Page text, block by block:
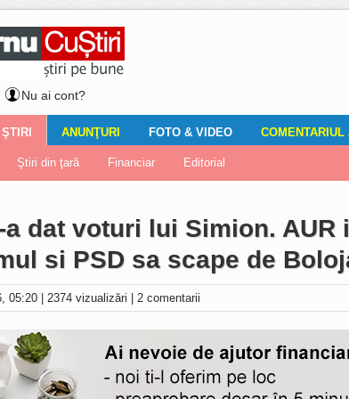
Nu ai cont?
Turnaţi aici! Nemulţumirile localnicilor
ŞTIRI
Ştiri din ţară Financiar Editorial
ANUNŢURI
Auto Închirieri Vânzări Locuri de muncă
FOTO & VIDEO
Galerii video
COMENTARIUL
a dat voturi lui Simion.
si PSD sa scape de
05:20 2374 vizualizări 2 comentarii